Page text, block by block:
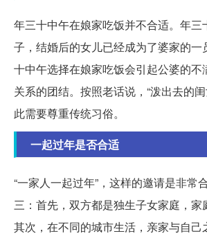
年三十中午在娘家吃饭并不合适。年三
子，结婚后的女儿已经成为了婆家的一
十中午选择在娘家吃饭会引起公婆的不
关系的团结。按照老话说，“泼出去的
此需要尊重传统习俗。
一起过年是否合适
“一家人一起过年”，这样的邀请是非常
三：首先，双方都是独生子女家庭，家
其次，在不同的城市生活，亲家与自己